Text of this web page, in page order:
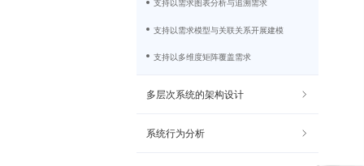
支持以需求图表分析与追溯需求
支持以需求模型与关联关系开展建模
支持以多维度矩阵覆盖需求
多层次系统的架构设计
系统行为分析